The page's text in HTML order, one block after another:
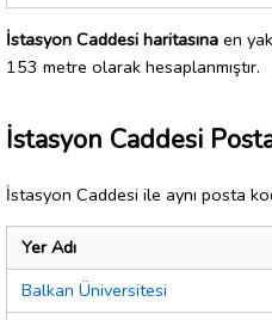
İstasyon Caddesi haritasına en
153 metre olarak hesaplanmıştır.
İstasyon Caddesi
İstasyon Caddesi ile aynı posta
Yer Adı
Balkan Üniversitesi